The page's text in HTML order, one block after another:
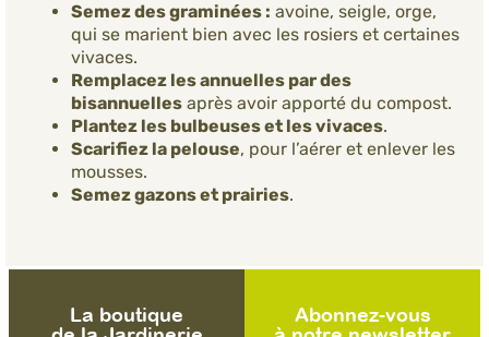
Semez des graminées : avoine, seigle, orge,
qui se marient bien avec les rosiers et certaines
vivaces.
Remplacez les annuelles par des
bisannuelles après avoir apporté du compost.
Plantez les bulbeuses et les vivaces.
Scarifiez la pelouse, pour l’aérer et enlever les
mousses.
Semez gazons et prairies.
La boutique
Abonnez-vous